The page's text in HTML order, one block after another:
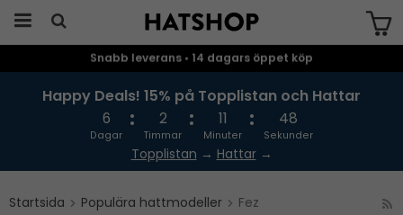
Snabb leverans • 14 dagars öppet köp
Happy Deals! 15% på Topplistan och Hattar
6
Dagar
2
Timmar
11
Minuter
48
Sekunder
Topplistan → Hattar→
Startsida Populära hattmodeller Fez